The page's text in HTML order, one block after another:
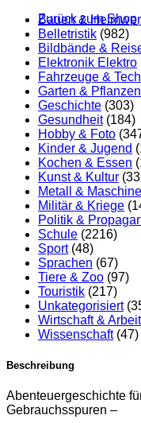
Zurück zum Shop
Bauen &
Belletristik (982)
Bildbände &
Elektronik Elektro
Fahrzeuge &
Garten & Pflanzen
Geschichte (303)
Gesundheit (184)
Hobby & Foto
Kinder & Jugend
Kochen & Essen
Kunst & Kultur
Metall &
Militär & Kriege
Politik &
Schule (2216)
Sport (48)
Sprachen (67)
Tiere & Zoo (97)
Touristik (217)
Unkategorisiert
Wirtschaft & Arbeit
Wissenschaft (47)
Beschreibung
Abenteuergeschichte
Gebrauchsspuren –